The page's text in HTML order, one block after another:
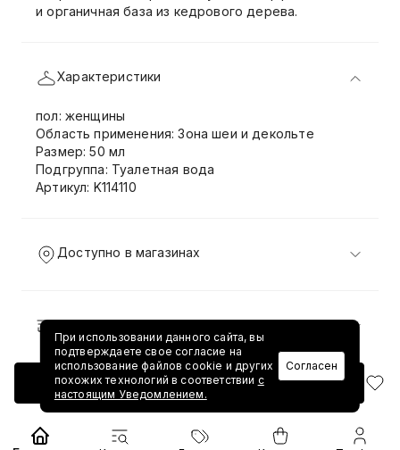
Добавить в корзину
и органичная база из кедрового дерева.
Характеристики
пол: женщины
Область применения: Зона шеи и декольте
Размер: 50 мл
Подгруппа: Туалетная вода
Артикул: K114110
Доступно в магазинах
Доставка и возврат
При использовании данного сайта, вы
подтверждаете свое согласие на
использование файлов cookie и других
похожих технологий в соответствии с
настоящим Уведомлением.
Согласен